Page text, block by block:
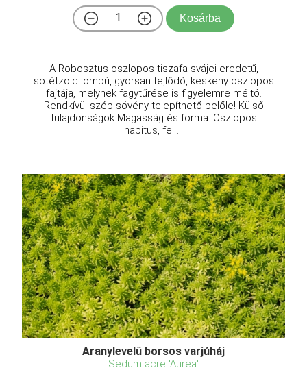
Kosárba
A Robosztus oszlopos tiszafa svájci eredetű,
sötétzöld lombú, gyorsan fejlődő, keskeny oszlopos
fajtája, melynek fagytűrése is figyelemre méltó.
Rendkívül szép sövény telepíthető belőle! Külső
tulajdonságok Magasság és forma: Oszlopos
habitus, fel ...
Aranylevelű borsos varjúháj
Sedum acre 'Aurea'